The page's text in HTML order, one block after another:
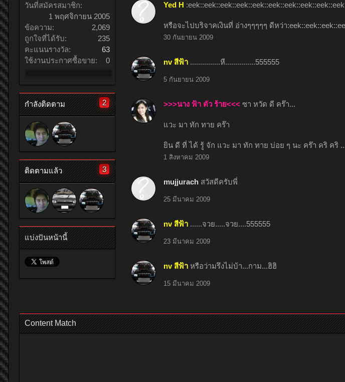
วันที่สมัครสมาชิก:
1 พฤศจิกายน 2005
ข้อความ:
2,069
ถูกใจที่ได้รับ:
235
คะแนนรางวัล:
63
ใช้งานประกาศซื้อขาย:
0
กำลังติดตาม 2
ติดตามแล้ว 3
แบ่งปันหน้านี้
Yed H
หรือจะไปบริจาคเงินที่ อ่างๆๆๆๆๆ ดีหว่า
30 กันยายน 2009
nv สีฟ้า ...............หี...............555555
5 กันยายน 2009
>>>นาง ฟ้า ตัว ร้าย<<< ซา หวัด ดี คร๊า...
แวะ มา ทัก ทาย คร๊า
ยิน ดี ที่ ได้ รู้ จัก แวะ มา ทัก ทาย บ่อย ๆ นะ คร๊า คริ คริ
1 สิงหาคม 2009
mujjurach สวัสดีครับพี่
25 มีนาคม 2009
nv สีฟ้า ......จวย.....จวย....555555
23 มีนาคม 2009
nv สีฟ้า หรือว่ามรึงไม่บ้า...กาม...ฮิฮิ
15 มีนาคม 2009
Content Match